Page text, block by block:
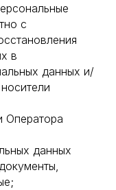
с
в
данных и/
Оператора
данных